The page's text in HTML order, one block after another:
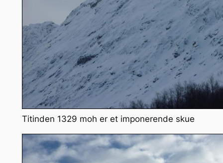
Titinden 1329 moh er et imponerende skue